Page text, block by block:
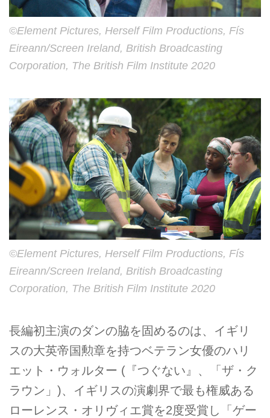
©Element Pictures, Herself Film Productions, Fís
Eireann/Screen Ireland, British Broadcasting
Corporation, The British Film Institute 2020
©Element Pictures, Herself Film Productions, Fís
Eireann/Screen Ireland, British Broadcasting
Corporation, The British Film Institute 2020
長編初主演のダンの脇を固めるのは、イギリ
スの大英帝国勲章を持つベテラン女優のハリ
エット・ウォルター (『つぐない』、「ザ・ク
ラウン」)、イギリスの演劇界で最も権威ある
ローレンス・オリヴィエ賞を2度受賞し「ゲー